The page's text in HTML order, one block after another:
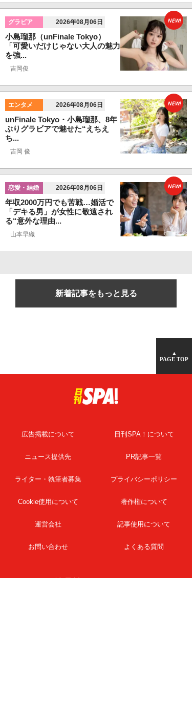
グラビア 2026年08月06日
小島瑠那（unFinale Tokyo）
「可愛いだけじゃない大人の魅力
を強...
吉岡俊
NEW!
エンタメ 2026年08月06日
unFinale Tokyo・小島瑠那、8年
ぶりグラビアで魅せた“えちえ
ち...
吉岡 俊
NEW!
恋愛・結婚 2026年08月06日
年収2000万円でも苦戦…婚活で
「デキる男」が女性に敬遠され
る“意外な理由...
山本早織
NEW!
新着記事をもっと見る
▲
PAGE TOP
広告掲載について 日刊SPA！について
ニュース提供先 PR記事一覧
ライター・執筆者募集 プライバシーポリシー
Cookie使用について 著作権について
運営会社 記事使用について
お問い合わせ よくある質問